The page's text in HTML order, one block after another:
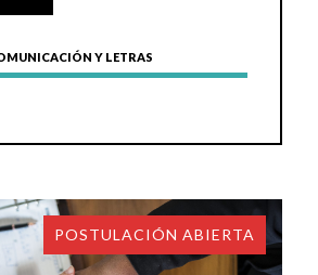
Y LETRAS
POSTULACIÓN ABIERTA